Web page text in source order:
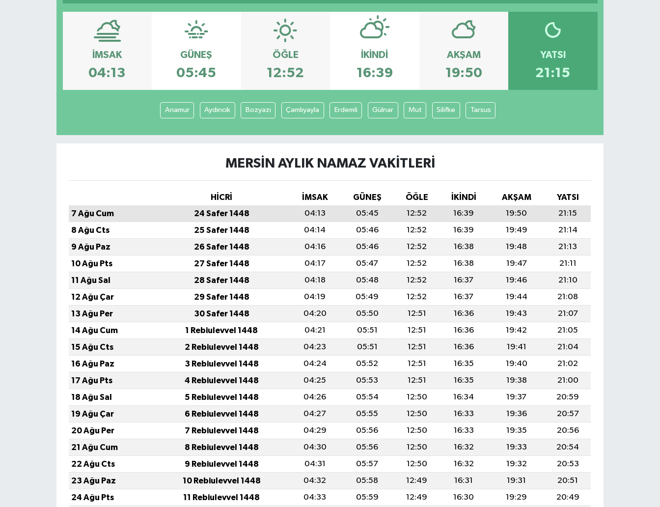
İMSAK
04:13
GÜNEŞ
05:45
ÖĞLE
12:52
İKINDI
16:39
AKŞAM
19:50
YATSI
21:15
Anamur Aydıncık Bozyazı Çamlıyayla Erdemli Gülnar Mut Silifke Tarsus
MERSIN AYLIK NAMAZ VAKITLERI
HİCRİ İMSAK GÜNEŞ ÖĞLE İKINDI AKŞAM
YATSI
7 Ağu Cum
24 Safer 1448 04:13 05:45 12:52 16:39 19:50
21:15
8 Ağu Cts
25 Safer 1448 04:14 05:46 12:52 16:39 19:49
21:14
9 Ağu Paz
26 Safer 1448 04:16 05:46 12:52 16:38 19:48
21:13
10 Ağu Pts
27 Safer 1448 04:17 05:47 12:52 16:38 19:47
21:11
11 Ağu Sal
28 Safer 1448 04:18 05:48 12:52 16:37 19:46
21:10
12 Ağu Çar
29 Safer 1448 04:19 05:49 12:52 16:37 19:44
21:08
13 Ağu Per
30 Safer 1448 04:20 05:50 12:51 16:36 19:43
21:07
14 Ağu Cum
1 Rebiulevvel 1448 04:21 05:51 12:51 16:36 19:42
21:05
15 Ağu Cts
2 Rebiulevvel 1448 04:23 05:51 12:51 16:36 19:41
21:04
16 Ağu Paz
3 Rebiulevvel 1448 04:24 05:52 12:51 16:35 19:40
21:02
17 Ağu Pts
4 Rebiulevvel 1448 04:25 05:53 12:51 16:35 19:38
21:00
18 Ağu Sal
5 Rebiulevvel 1448 04:26 05:54 12:50 16:34 19:37
20:59
19 Ağu Çar
6 Rebiulevvel 1448 04:27 05:55 12:50 16:33 19:36
20:57
20 Ağu Per
7 Rebiulevvel 1448 04:29 05:56 12:50 16:33 19:35
20:56
21 Ağu Cum
8 Rebiulevvel 1448 04:30 05:56 12:50 16:32 19:33
20:54
22 Ağu Cts
9 Rebiulevvel 1448 04:31 05:57 12:50 16:32 19:32
20:53
23 Ağu Paz
10 Rebiulevvel 1448 04:32 05:58 12:49 16:31 19:31
20:51
24 Ağu Pts
11 Rebiulevvel 1448 04:33 05:59 12:49 16:30 19:29
20:49